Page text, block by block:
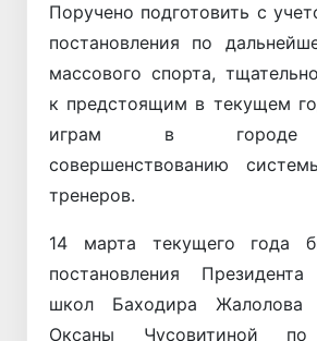
Поручено подготовить с
постановления по
массового спорта,
к предстоящим в текущем
играм в городе
совершенствованию
тренеров.
14 марта текущего года
постановления
школ Баходира
Оксаны Чусовитиной по